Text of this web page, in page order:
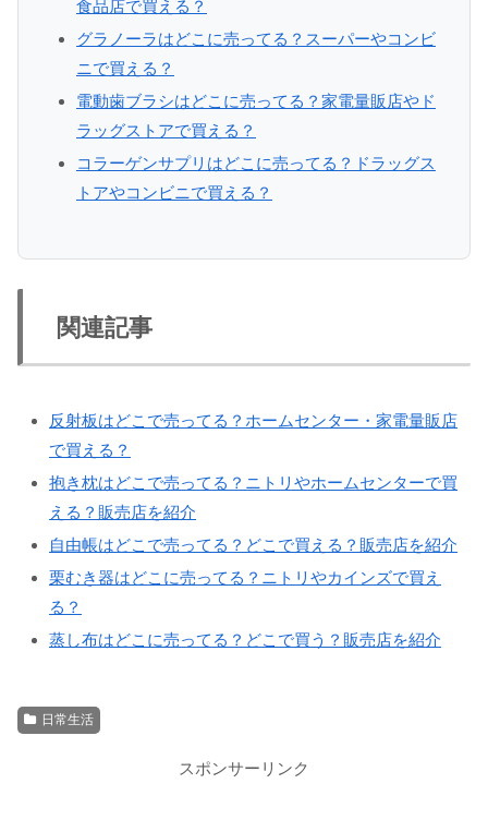
食品店で買える？
グラノーラはどこに売ってる？スーパーやコンビ
ニで買える？
電動歯ブラシはどこに売ってる？家電量販店やド
ラッグストアで買える？
コラーゲンサプリはどこに売ってる？ドラッグス
トアやコンビニで買える？
関連記事
反射板はどこで売ってる？ホームセンター・家電量販店
で買える？
抱き枕はどこで売ってる？ニトリやホームセンターで買
える？販売店を紹介
自由帳はどこで売ってる？どこで買える？販売店を紹介
栗むき器はどこに売ってる？ニトリやカインズで買え
る？
蒸し布はどこに売ってる？どこで買う？販売店を紹介
日常生活
スポンサーリンク